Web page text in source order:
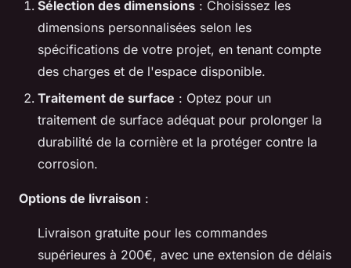
Sélection des dimensions : Choisissez les
dimensions personnalisées selon les
spécifications de votre projet, en tenant compte
des charges et de l'espace disponible.
Traitement de surface : Optez pour un
traitement de surface adéquat pour prolonger la
durabilité de la cornière et la protéger contre la
corrosion.
Options de livraison :
Livraison gratuite pour les commandes
supérieures à 200€, avec une extension de délais